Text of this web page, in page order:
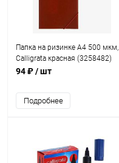
Папка на ризинке А4 500 мкм,
Calligrata красная (3258482)
94 ₽/ шт
Подробнее